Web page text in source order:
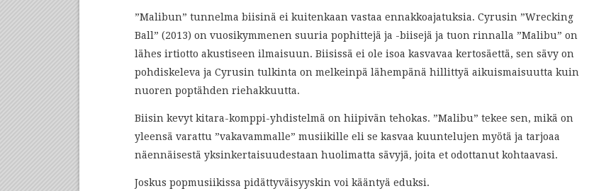
”Malibun” tunnelma biisinä ei kuitenkaan vastaa ennakkoajatuksia. Cyrusin ”Wrecking
Ball” (2013) on vuosikymmenen suuria pophittejä ja -biisejä ja tuon rinnalla ”Malibu” on
lähes irtiotto akustiseen ilmaisuun. Biisissä ei ole isoa kasvavaa kertosäettä, sen sävy on
pohdiskeleva ja Cyrusin tulkinta on melkeinpä lähempänä hillittyä aikuismaisuutta kuin
nuoren poptähden riehakkuutta.
Biisin kevyt kitara-komppi-yhdistelmä on hiipivän tehokas. ”Malibu” tekee sen, mikä on
yleensä varattu ”vakavammalle” musiikille eli se kasvaa kuuntelujen myötä ja tarjoaa
näennäisestä yksinkertaisuudestaan huolimatta sävyjä, joita et odottanut kohtaavasi.
Joskus popmusiikissa pidättyväisyyskin voi kääntyä eduksi.